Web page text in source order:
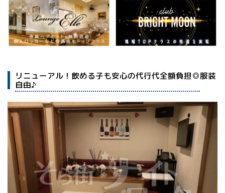
リニューアル！飲める子も安心の代行代全額負担◎服装
自由♪